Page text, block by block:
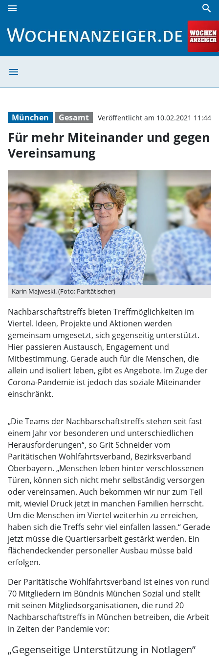
menu search
menu
München Gesamt Veröffentlicht am 10.02.2021 11:44
Für mehr Miteinander und gegen
Vereinsamung
Karin Majweski. (Foto: Paritätischer)
Nachbarschaftstreffs bieten Treffmöglichkeiten im
Viertel. Ideen, Projekte und Aktionen werden
gemeinsam umgesetzt, sich gegenseitig unterstützt.
Hier passieren Austausch, Engagement und
Mitbestimmung. Gerade auch für die Menschen, die
allein und isoliert leben, gibt es Angebote. Im Zuge der
Corona-Pandemie ist jedoch das soziale Miteinander
einschränkt.
„Die Teams der Nachbarschaftstreffs stehen seit fast
einem Jahr vor besonderen und unterschiedlichen
Herausforderungen“, so Grit Schneider vom
Paritätischen Wohlfahrtsverband, Bezirksverband
Oberbayern. „Menschen leben hinter verschlossenen
Türen, können sich nicht mehr selbständig versorgen
oder vereinsamen. Auch bekommen wir nur zum Teil
mit, wieviel Druck jetzt in manchen Familien herrscht.
Um die Menschen im Viertel weiterhin zu erreichen,
haben sich die Treffs sehr viel einfallen lassen.“ Gerade
jetzt müsse die Quartiersarbeit gestärkt werden. Ein
flächendeckender personeller Ausbau müsse bald
erfolgen.
Der Paritätische Wohlfahrtsverband ist eines von rund
70 Mitgliedern im Bündnis München Sozial und stellt
mit seinen Mitgliedsorganisationen, die rund 20
Nachbarschaftstreffs in München betreiben, die Arbeit
in Zeiten der Pandemie vor:
„Gegenseitige Unterstützung in Notlagen”